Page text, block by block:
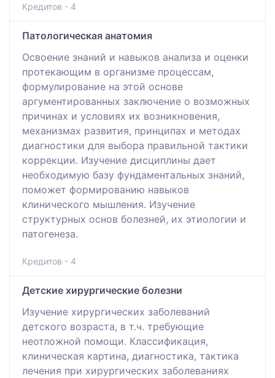
Кредитов - 4
Патологическая анатомия
Освоение знаний и навыков анализа и оценки
протекающим в организме процессам,
формулирование на этой основе
аргументированных заключение о возможных
причинах и условиях их возникновения,
механизмах развития, принципах и методах
диагностики для выбора правильной тактики
коррекции. Изучение дисциплины дает
необходимую базу фундаментальных знаний,
поможет формированию навыков
клинического мышления. Изучение
структурных основ болезней, их этиологии и
патогенеза.
Кредитов - 4
Детские хирургические болезни
Изучение хирургических заболеваний
детского возраста, в т.ч. требующие
неотложной помощи. Классификация,
клиническая картина, диагностика, тактика
лечения при хирургических заболеваниях